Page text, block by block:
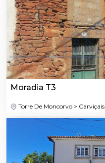
Moradia T3
Torre De Moncorvo > Carviçais